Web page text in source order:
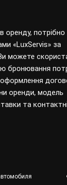
оренду, потрібно
«LuxServis» за
можете
бронювання
оренди, модель
та